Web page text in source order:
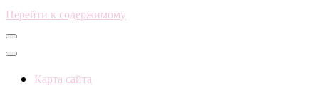
Перейти к содержимому
Карта сайта